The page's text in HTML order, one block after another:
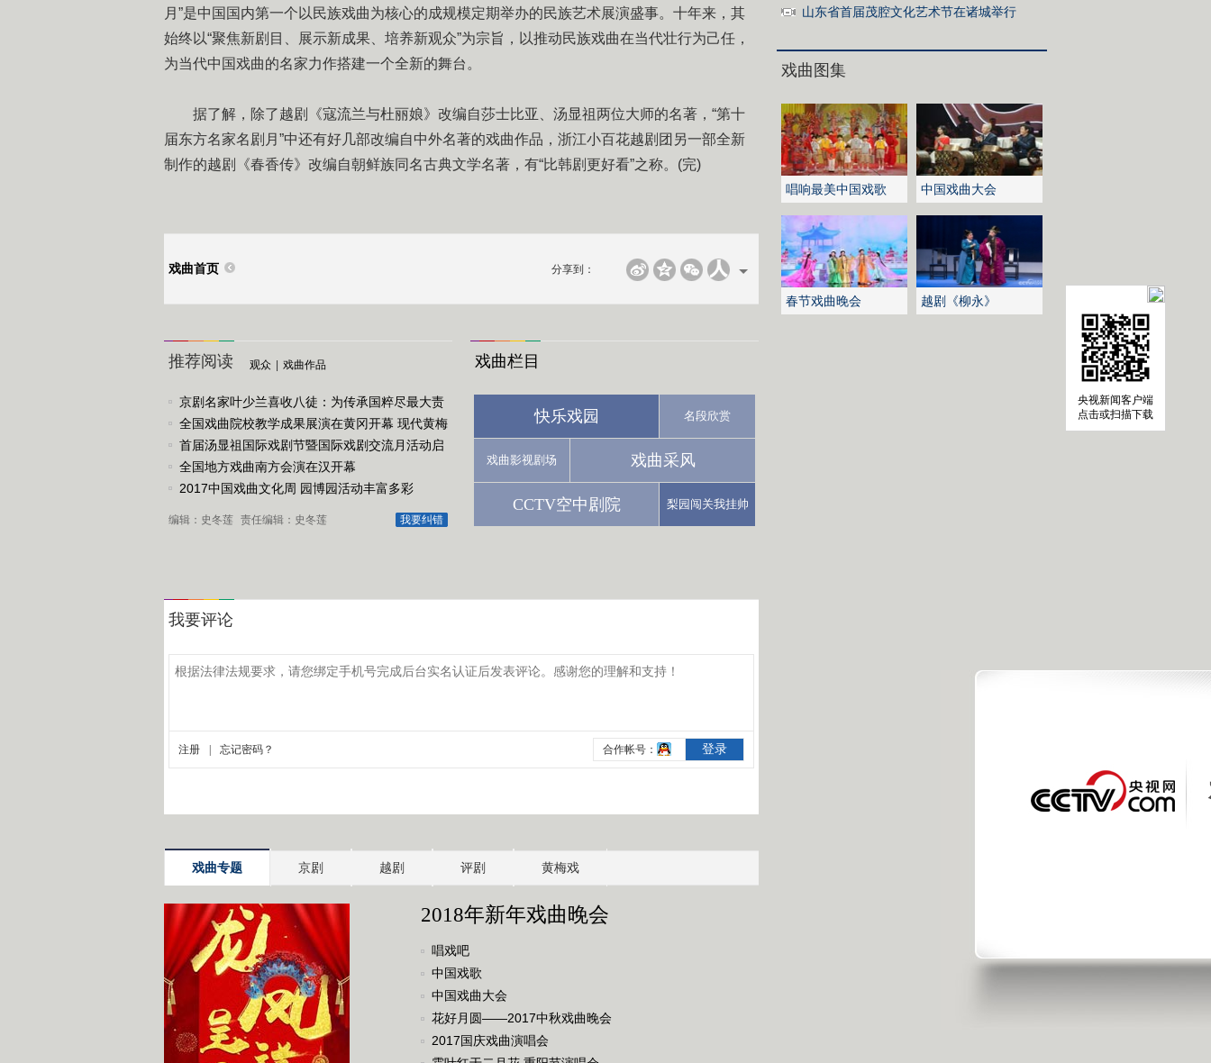
央视新闻客户端
点击或扫描下载
月”是中国国内第一个以民族戏曲为核心的成规模定期举办的民族艺术展演盛事。十年来，其
始终以“聚焦新剧目、展示新成果、培养新观众”为宗旨，以推动民族戏曲在当代壮行为己任，
为当代中国戏曲的名家力作搭建一个全新的舞台。
据了解，除了越剧《寇流兰与杜丽娘》改编自莎士比亚、汤显祖两位大师的名著，“第十
届东方名家名剧月”中还有好几部改编自中外名著的戏曲作品，浙江小百花越剧团另一部全新
制作的越剧《春香传》改编自朝鲜族同名古典文学名著，有“比韩剧更好看”之称。(完)
戏曲首页 分享到：
推荐阅读 观众 戏曲作品
京剧名家叶少兰喜收八徒：为传承国粹尽最大责
任
全国戏曲院校教学成果展演在黄冈开幕 现代黄梅
戏《槐花谣》倾情..
首届汤显祖国际戏剧节暨国际戏剧交流月活动启
动
全国地方戏曲南方会演在汉开幕
2017中国戏曲文化周 园博园活动丰富多彩
我要纠错
编辑：史冬莲 责任编辑：史冬莲
戏曲栏目
快乐戏园 名段欣赏
戏曲影视剧场 戏曲采风
CCTV空中剧院 梨园闯关我挂帅
戏曲专题 京剧 越剧 评剧 黄梅戏
2018年新年戏曲晚会
唱戏吧
中国戏歌
中国戏曲大会
花好月圆——2017中秋戏曲晚会
2017国庆戏曲演唱会
山东省首届茂腔文化艺术节在诸城举行
戏曲图集
唱响最美中国戏歌 中国戏曲大会
春节戏曲晚会 越剧《柳永》